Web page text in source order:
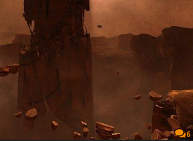
6